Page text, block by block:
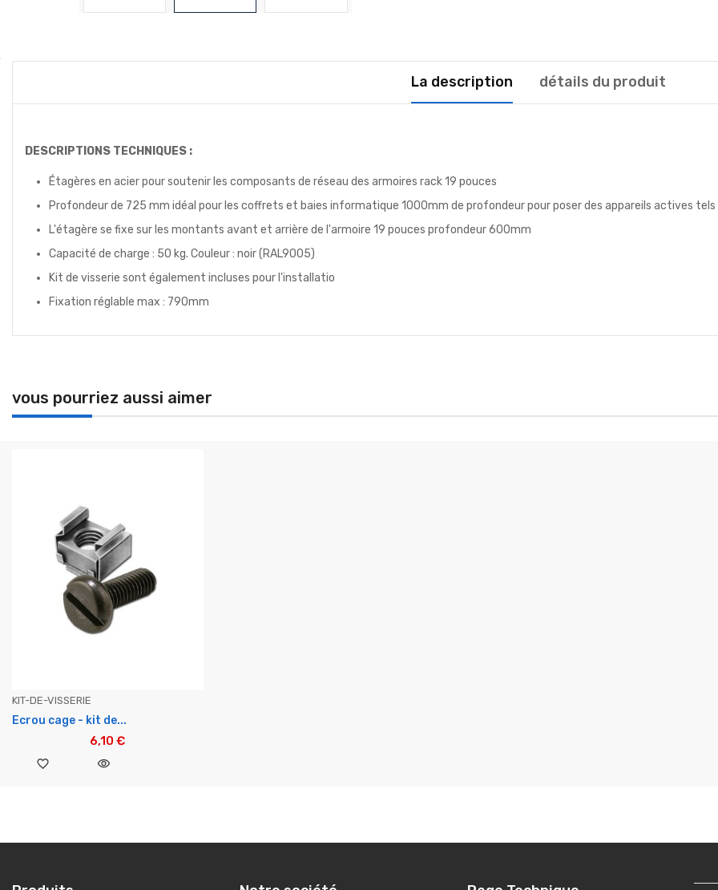
La description détails du produit
DESCRIPTIONS TECHNIQUES :
Étagères en acier pour soutenir les composants de réseau des armoires rack 19 pouces
Profondeur de 725 mm idéal pour les coffrets et baies informatique 1000mm de profondeur pour poser des appareils actives
L'étagère se fixe sur les montants avant et arrière de l'armoire 19 pouces profondeur 600mm
Capacité de charge : 50 kg. Couleur : noir (RAL9005)
Kit de visserie sont également incluses pour l'installatio
Fixation réglable max : 790mm
vous pourriez aussi aimer
KIT-DE-VISSERIE
Ecrou cage - kit de...
6,10 €
favorite_border visibility